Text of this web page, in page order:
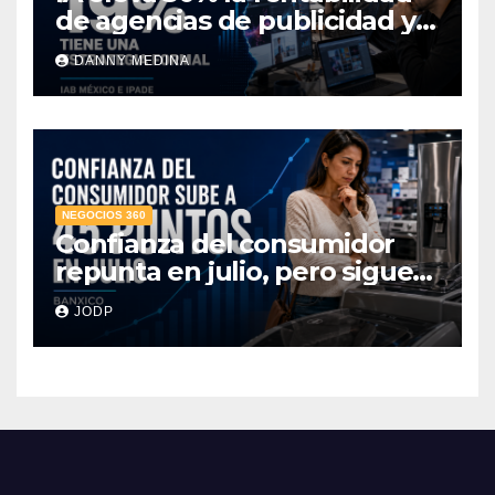
de agencias de publicidad y
pone en jaque el cobro por
hora: IAB México e IPADE
DANNY MEDINA
NEGOCIOS 360
Confianza del consumidor
repunta en julio, pero sigue
por debajo de 2025: Banxico
JODP